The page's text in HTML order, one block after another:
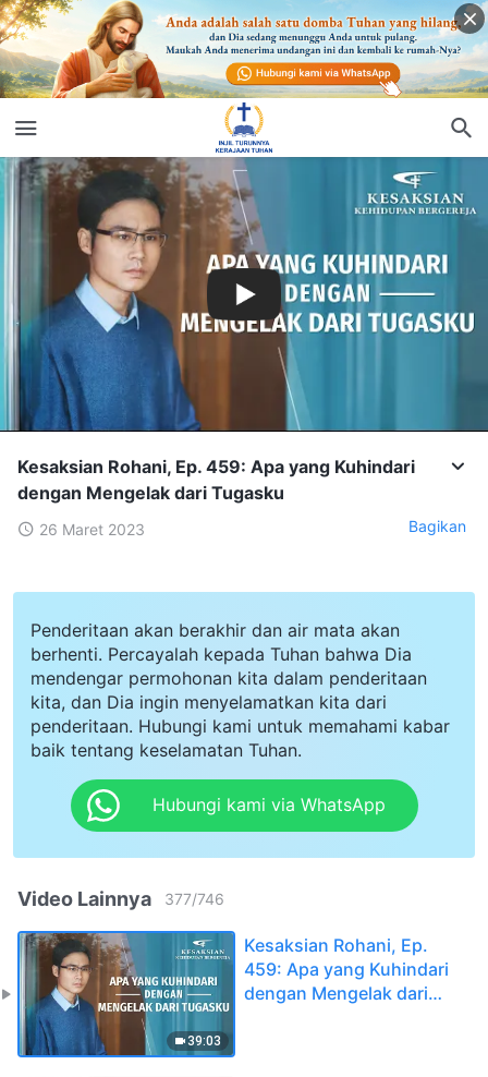
Kesaksian Rohani, Ep. 459: Apa yang Kuhindari
dengan Mengelak dari Tugasku
26 Maret 2023 Bagikan
Penderitaan akan berakhir dan air mata akan
berhenti. Percayalah kepada Tuhan bahwa Dia
mendengar permohonan kita dalam penderitaan
kita, dan Dia ingin menyelamatkan kita dari
penderitaan. Hubungi kami untuk memahami kabar
baik tentang keselamatan Tuhan.
Hubungi kami via WhatsApp
Video Lainnya 377/746
39:03
Kesaksian Rohani, Ep.
459: Apa yang Kuhindari
dengan Mengelak dari